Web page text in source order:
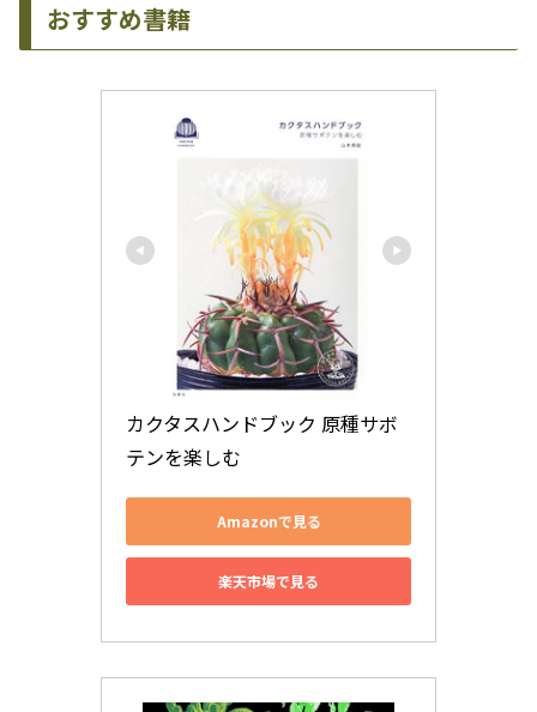
おすすめ書籍
カクタスハンドブック 原種サボ
テンを楽しむ
Amazonで見る
楽天市場で見る